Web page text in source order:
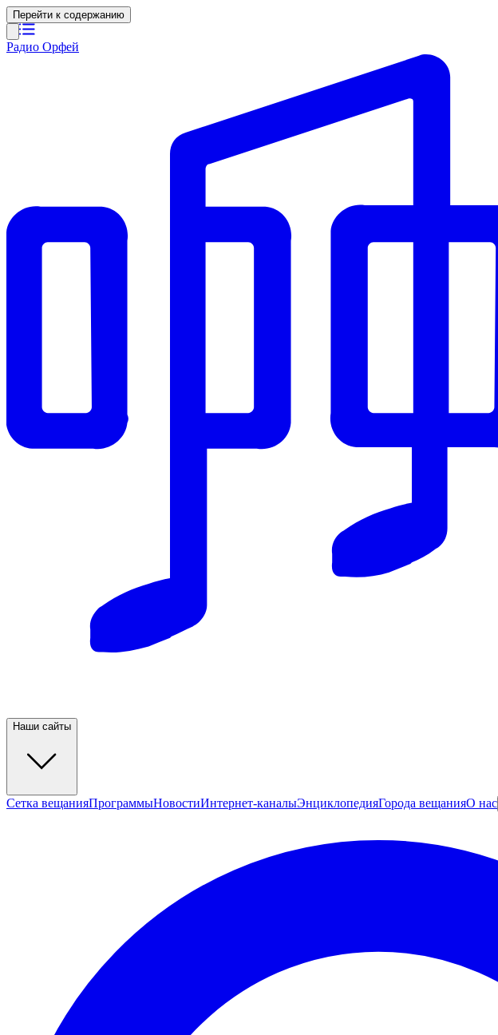
Перейти к содержанию
Радио Орфей
Наши сайты
Сетка вещанияПрограммыНовостиИнтернет-каналыЭнциклопедияГорода вещанияО нас